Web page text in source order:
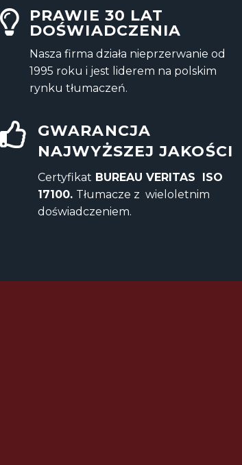
PRAWIE 30 LAT
DOŚWIADCZENIA
Nasza firma działa nieprzerwanie od
1995 roku i jest liderem na polskim
rynku tłumaczeń.
GWARANCJA
NAJWYŻSZEJ JAKOŚCI
Certyfikat BUREAU VERITAS ISO
17100. Tłumacze z wieloletnim
doświadczeniem.